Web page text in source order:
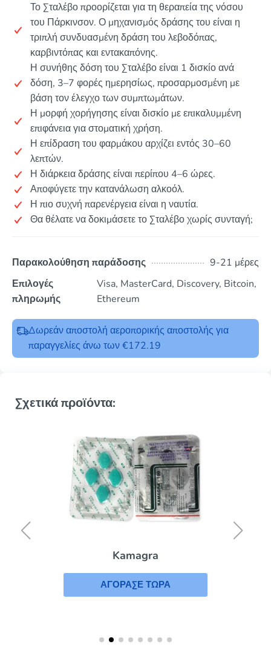
Το Σταλέβο προορίζεται για τη θεραπεία της νόσου
του Πάρκινσον. Ο μηχανισμός δράσης του είναι η
τριπλή συνδυασμένη δράση του λεβοδόπας,
καρβιντόπας και εντακαπόνης.
Η συνήθης δόση του Σταλέβο είναι 1 δισκίο ανά
δόση, 3–7 φορές ημερησίως, προσαρμοσμένη με
βάση τον έλεγχο των συμπτωμάτων.
Η μορφή χορήγησης είναι δισκίο με επικαλυμμένη
επιφάνεια για στοματική χρήση.
Η επίδραση του φαρμάκου αρχίζει εντός 30–60
λεπτών.
Η διάρκεια δράσης είναι περίπου 4–6 ώρες.
Αποφύγετε την κατανάλωση αλκοόλ.
Η πιο συχνή παρενέργεια είναι η ναυτία.
Θα θέλατε να δοκιμάσετε το Σταλέβο χωρίς συνταγή;
Παρακολούθηση παράδοσης
9-21 μέρες
Επιλογές
πληρωμής
Visa, MasterCard, Discovery, Bitcoin,
Ethereum
Δωρεάν αποστολή αεροπορικής αποστολής για
παραγγελίες άνω των €172.19
Σχετικά προϊόντα:
Kamagra
ΑΓΟΡΑΣΕ ΤΩΡΑ